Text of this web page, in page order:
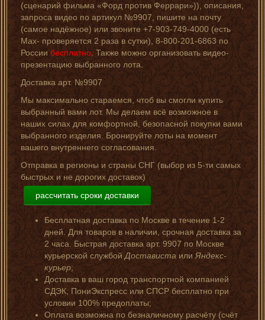
(сценарий фильма «Форд против Феррари»)), описания,
запроса видео по артикул №9907, пишите на почту
(самое надёжное) или звоните +7-903-749-4000 (есть
Мах- проверяется 2 раза в сутки), 8-800-201-6863 по
Россиибесплатно. Также можно организовать видео-
презентацию выбранного лота.
Доставка арт. №9907
Мы максимально стараемся, чтоб вы смогли купить
выбранный вами лот. Мы делаем всё возможное в
наших силах для комфортной, безопасной покупки вами
выбранного изделия. Бронируйте лоты на момент
вашего внутреннего согласования.
Отправка в регионы и страны СНГ (выбор из 5-ти самых
быстрых и не дорогих доставок)
рассчитать сроки доставки
Бесплатная доставка по Москве в течение 1-2
дней. Для товаров в наличии, срочная доставка за
2 часа. Быстрая доставка арт. 9907 по Москве
курьерской службой ДоставистаилиЯндекс-
курьер;
Доставка в ваш город транспортной компанией
СДЭК, ПониЭкспресс или СПСР бесплатно при
условии 100% предоплаты;
Оплата возможна по безналичному расчёту (счёт